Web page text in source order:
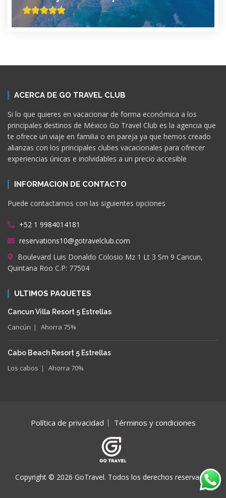
ACERCA DE GO TRAVEL CLUB
Si lo que quieres en vacacionar de forma económica a los
principales destinos de México Go Travel Club es la agencia que
te ofrece un viaje en familia o en pareja ya que hemos creado
alianzas con los principales clubes vacacionales para ofrecer
experiencias únicas e inolvidables a un precio accesible
INFORMACION DE CONTACTO
Puede contactarnos con las siguientes opciones
+52 1 9984014181
reservations10@gotravelclub.com
Boulevard Luis Donaldo Colosio Mz 1 Lt 3 Sm 9 Cancun,
Quintana Roo C.P: 77504
ULTIMOS PAQUETES
Cancun Villa Resort 5 Estrellas
Cancún Ahorra 75%
Cabo Beach Resort 5 Estrellas
Los cabos Ahorra 70%
Política de privacidad Términos y condiciones
Copyright © 2026 GoTravel. Todos los derechos reservados